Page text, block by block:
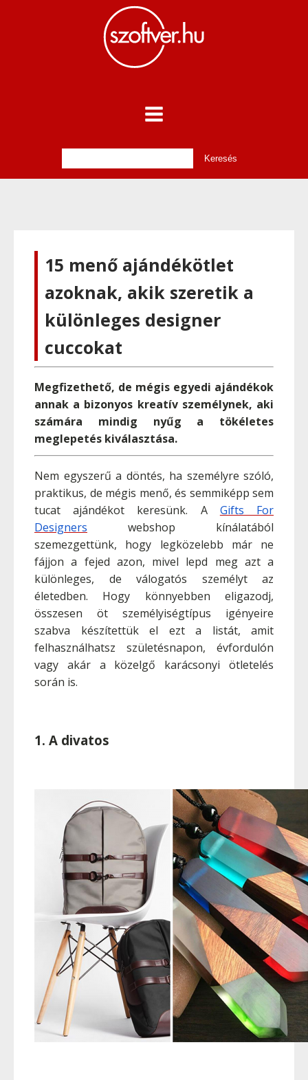
15 menő ajándékötlet
azoknak, akik szeretik a
különleges designer
cuccokat
Megfizethető, de mégis egyedi ajándékok
annak a bizonyos kreatív személynek, aki
számára mindig nyűg a tökéletes
meglepetés kiválasztása.
Nem egyszerű a döntés, ha személyre szóló,
praktikus, de mégis menő, és semmiképp sem
tucat ajándékot keresünk. A Gifts For
Designers webshop kínálatából
szemezgettünk, hogy legközelebb már ne
fájjon a fejed azon, mivel lepd meg azt a
különleges, de válogatós személyt az
életedben. Hogy könnyebben eligazodj,
összesen öt személyiségtípus igényeire
szabva készítettük el ezt a listát, amit
felhasználhatsz születésnapon, évfordulón
vagy akár a közelgő karácsonyi ötletelés
során is.
1. A divatos